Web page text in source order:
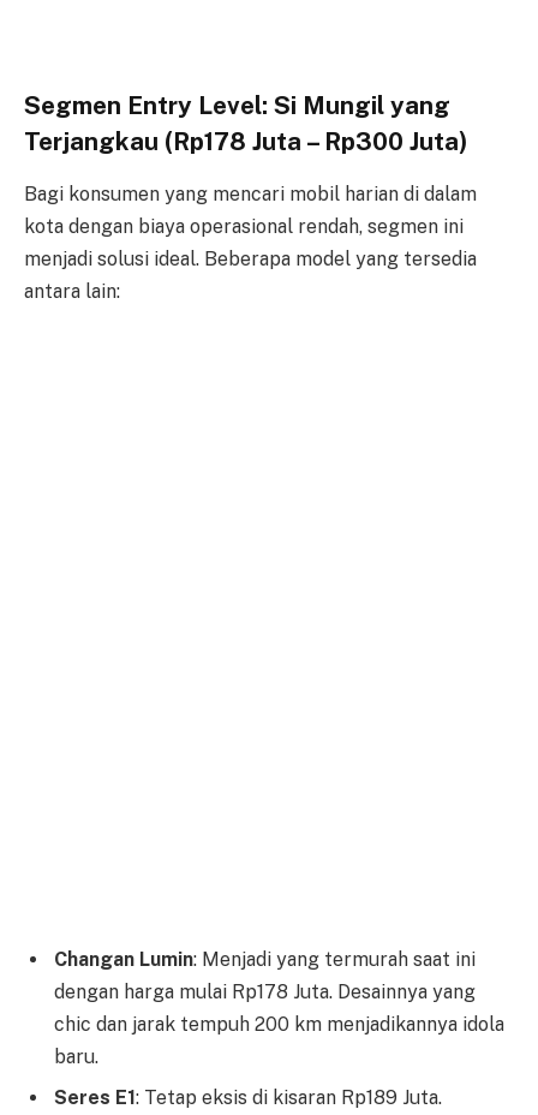
Segmen Entry Level: Si Mungil yang
Terjangkau (Rp178 Juta – Rp300 Juta)
Bagi konsumen yang mencari mobil harian di dalam
kota dengan biaya operasional rendah, segmen ini
menjadi solusi ideal. Beberapa model yang tersedia
antara lain:
Changan Lumin: Menjadi yang termurah saat ini
dengan harga mulai Rp178 Juta. Desainnya yang
chic dan jarak tempuh 200 km menjadikannya idola
baru.
Seres E1: Tetap eksis di kisaran Rp189 Juta.